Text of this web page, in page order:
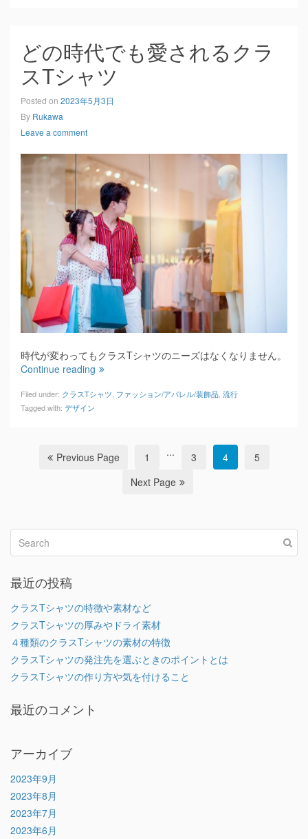
どの時代でも愛されるクラ
スTシャツ
Posted on 2023年5月3日
By Rukawa
Leave a comment
時代が変わってもクラスTシャツのニーズはなくなりません。
Continue reading
Filed under: クラスTシャツ, ファッション/アパレル/装飾品, 流行
Tagged with: デザイン
Previous Page 1 ... 3 4
5
Next Page
最近の投稿
クラスTシャツの特徴や素材など
クラスTシャツの厚みやドライ素材
４種類のクラスTシャツの素材の特徴
クラスTシャツの発注先を選ぶときのポイントとは
クラスTシャツの作り方や気を付けること
最近のコメント
アーカイブ
2023年9月
2023年8月
2023年7月
2023年6月